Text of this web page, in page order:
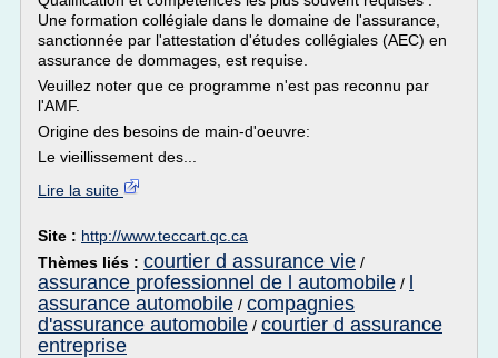
Une formation collégiale dans le domaine de l'assurance,
sanctionnée par l'attestation d'études collégiales (AEC) en
assurance de dommages, est requise.
Veuillez noter que ce programme n'est pas reconnu par
l'AMF.
Origine des besoins de main-d'oeuvre:
Le vieillissement des...
Lire la suite
Site : http://www.teccart.qc.ca
Thèmes liés : courtier d assurance vie /
assurance professionnel de l automobile /
assurance automobile / compagnies
d'assurance automobile / courtier d assurance
entreprise